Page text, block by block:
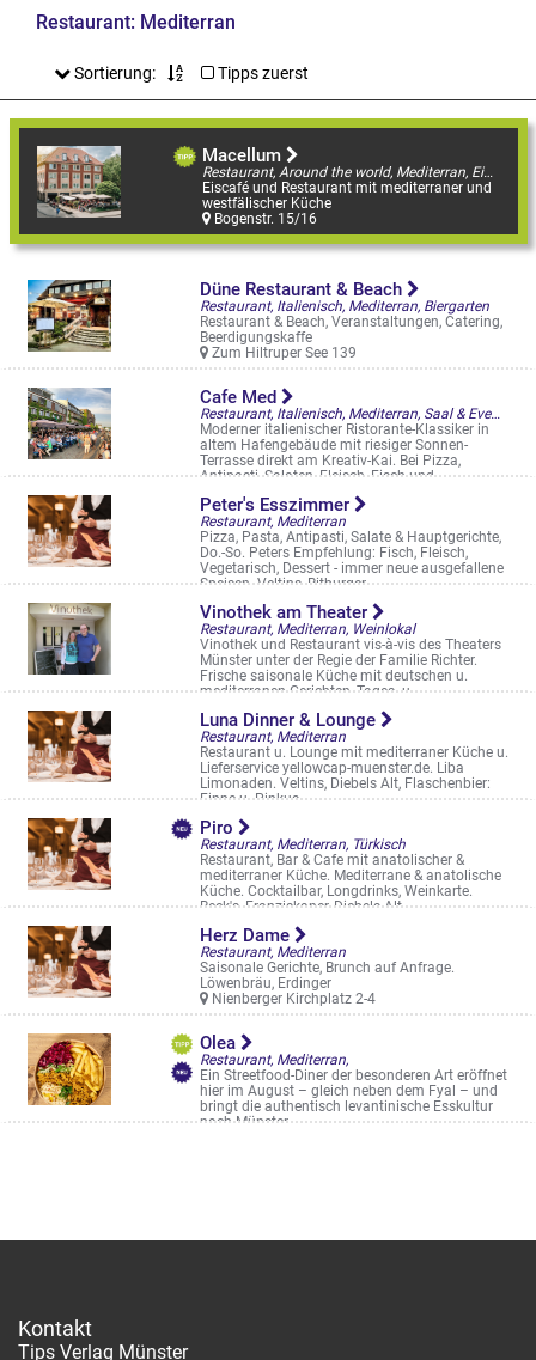
Restaurant: Mediterran
Sortierung: Tipps zuerst
Macellum
Restaurant, Around the world, Mediterran, Eiscafé Highlight
Eiscafé und Restaurant mit mediterraner und
westfälischer Küche
Bogenstr. 15/16
Düne Restaurant & Beach
Restaurant, Italienisch, Mediterran, Biergarten
Restaurant & Beach, Veranstaltungen, Catering,
Beerdigungskaffe
Zum Hiltruper See 139
Cafe Med
Restaurant, Italienisch, Mediterran, Saal & Eventlocation, Biergarten, Straßencafés & Boulevardterrassen
Moderner italienischer Ristorante-Klassiker in
altem Hafengebäude mit riesiger Sonnen-
Terrasse direkt am Kreativ-Kai. Bei Pizza,
Antipasti, Salaten, Fleisch, Fisch und ...
Peter's Esszimmer
Restaurant, Mediterran
Pizza, Pasta, Antipasti, Salate & Hauptgerichte,
Do.-So. Peters Empfehlung: Fisch, Fleisch,
Vegetarisch, Dessert - immer neue ausgefallene
Speisen. Veltins, Bitburger, ...
Vinothek am Theater
Restaurant, Mediterran, Weinlokal
Vinothek und Restaurant vis-à-vis des Theaters
Münster unter der Regie der Familie Richter.
Frische saisonale Küche mit deutschen u.
mediterranen Gerichten, Tages- u. ...
Luna Dinner & Lounge
Restaurant, Mediterran
Restaurant u. Lounge mit mediterraner Küche u.
Lieferservice yellowcap-muenster.de. Liba
Limonaden. Veltins, Diebels Alt, Flaschenbier:
Finne u. Pinkus
Hammer Str. 35
Piro
Restaurant, Mediterran, Türkisch
Restaurant, Bar & Cafe mit anatolischer &
mediterraner Küche. Mediterrane & anatolische
Küche. Cocktailbar, Longdrinks, Weinkarte.
Beck's, Franziskaner, Diebels Alt
Hafenweg 16
Herz Dame
Restaurant, Mediterran
Saisonale Gerichte, Brunch auf Anfrage.
Löwenbräu, Erdinger
Nienberger Kirchplatz 2-4
Olea
Restaurant, Mediterran,
Ein Streetfood-Diner der besonderen Art eröffnet
hier im August – gleich neben dem Fyal – und
bringt die authentisch levantinische Esskultur
nach Münster
Kontakt
Tips Verlag Münster